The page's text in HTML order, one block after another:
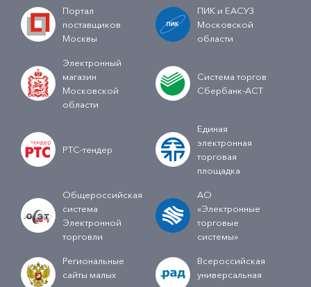
Портал
поставщиков
Москвы
ПИК и ЕАСУЗ
Московской
области
Электронный
магазин
Московской
области
Система торгов
Сбербанк-АСТ
РТС-тендер
Единая
электронная
торговая
площадка
Общероссийская
система
Электронной
торговли
АО
«Электронные
торговые
системы»
Региональные
сайты малых
Всероссийская
универсальная